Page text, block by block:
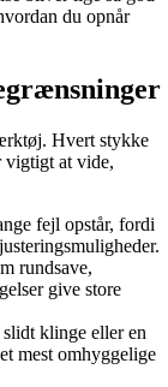
du opnår
Hvert stykke
vigtigt at vide,
fejl opstår, fordi
rundsave,
give store
klinge eller en
mest omhyggelige